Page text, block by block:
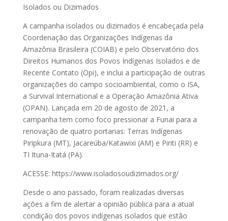
Isolados ou Dizimados
A campanha isolados ou dizimados é encabeçada pela
Coordenação das Organizações Indígenas da
Amazônia Brasileira (COIAB) e pelo Observatório dos
Direitos Humanos dos Povos Indígenas Isolados e de
Recente Contato (Opi), e inclui a participação de outras
organizações do campo socioambiental, como o ISA,
a Survival International e a Operação Amazônia Ativa
(OPAN). Lançada em 20 de agosto de 2021, a
campanha tem como foco pressionar a Funai para a
renovação de quatro portarias: Terras Indígenas
Piripkura (MT), Jacareúba/Katawixi (AM) e Piriti (RR) e
TI Ituna-Itatá (PA).
ACESSE: https://www.isoladosoudizimados.org/
Desde o ano passado, foram realizadas diversas
ações a fim de alertar a opinião pública para a atual
condição dos povos indígenas isolados que estão